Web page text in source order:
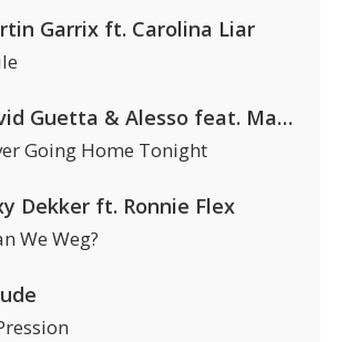
Garrix ft. Carolina Liar
David Guetta & Alesso feat. Madison Love
Going Home Tonight
Dekker ft. Ronnie Flex
We Weg?